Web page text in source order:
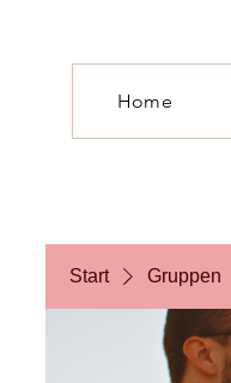
Home
Start Gruppen